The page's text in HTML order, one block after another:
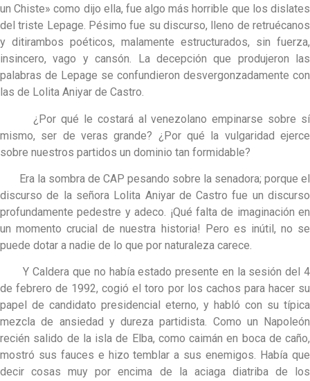
un Chiste» como dijo ella, fue algo más horrible que los dislates
del triste Lepage. Pésimo fue su discurso, lleno de retruécanos
y ditirambos poéticos, malamente estructurados, sin fuerza,
insincero, vago y cansón. La decepción que produjeron las
palabras de Lepage se confundieron desvergonzadamente con
las de Lolita Aniyar de Castro.
¿Por qué le costará al venezolano empinarse sobre sí
mismo, ser de veras grande? ¿Por qué la vulgaridad ejerce
sobre nuestros partidos un dominio tan formidable?
Era la sombra de CAP pesando sobre la senadora; porque el
discurso de la señora Lolita Aniyar de Castro fue un discurso
profundamente pedestre y adeco. ¡Qué falta de imaginación en
un momento crucial de nuestra historia! Pero es inútil, no se
puede dotar a nadie de lo que por naturaleza carece.
Y Caldera que no había estado presente en la sesión del 4
de febrero de 1992, cogió el toro por los cachos para hacer su
papel de candidato presidencial eterno, y habló con su típica
mezcla de ansiedad y dureza partidista. Como un Napoleón
recién salido de la isla de Elba, como caimán en boca de caño,
mostró sus fauces e hizo temblar a sus enemigos. Había que
decir cosas muy por encima de la aciaga diatriba de los